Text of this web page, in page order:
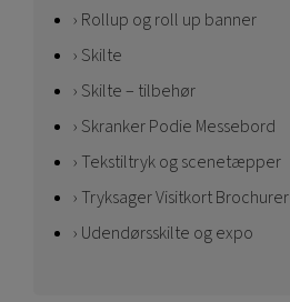
Rollup og roll up banner
Skilte
Skilte – tilbehør
Skranker Podie Messebord
Tekstiltryk og scenetæpper
Tryksager Visitkort Brochurer
Udendørsskilte og expo